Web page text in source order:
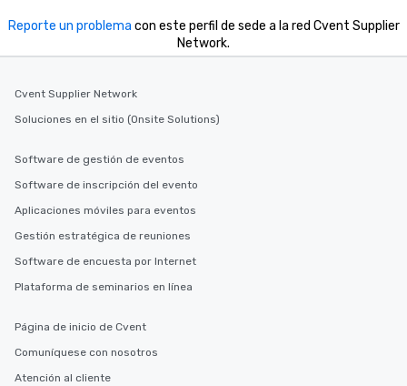
Reporte un problema con este perfil de sede a la red Cvent Supplier
Network.
Cvent Supplier Network
Soluciones en el sitio (Onsite Solutions)
Software de gestión de eventos
Software de inscripción del evento
Aplicaciones móviles para eventos
Gestión estratégica de reuniones
Software de encuesta por Internet
Plataforma de seminarios en línea
Página de inicio de Cvent
Comuníquese con nosotros
Atención al cliente